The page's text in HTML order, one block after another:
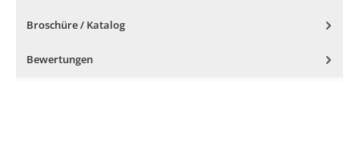
Broschüre / Katalog
Bewertungen